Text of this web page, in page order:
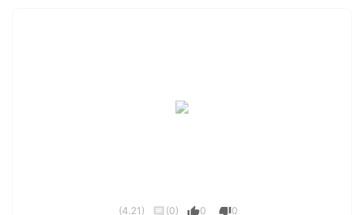
(4.21) (0) 0 0